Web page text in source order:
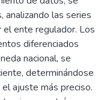
analizando las series
ente regulador. Los
diferenciados
nacional, se
determinándose
ajuste más preciso.